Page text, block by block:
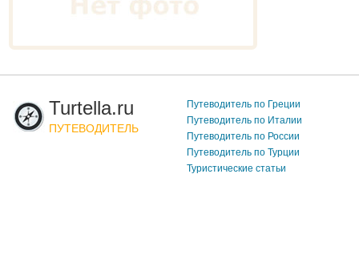
Turtella.ru
ПУТЕВОДИТЕЛЬ
Путеводитель по Греции
Путеводитель по Италии
Путеводитель по России
Путеводитель по Турции
Туристические статьи